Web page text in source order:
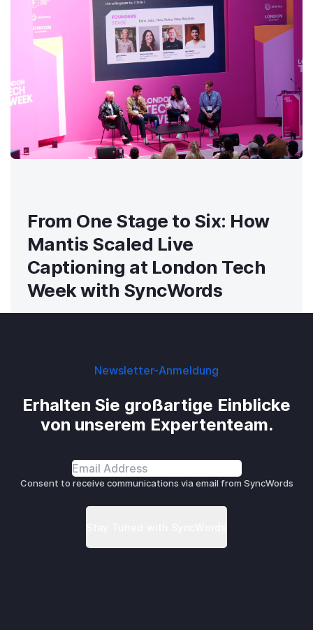
From One Stage to Six: How
Mantis Scaled Live
Captioning at London Tech
Week with SyncWords
Newsletter-Anmeldung
Erhalten Sie großartige Einblicke
von unserem Expertenteam.
Consent to receive communications via email from SyncWords